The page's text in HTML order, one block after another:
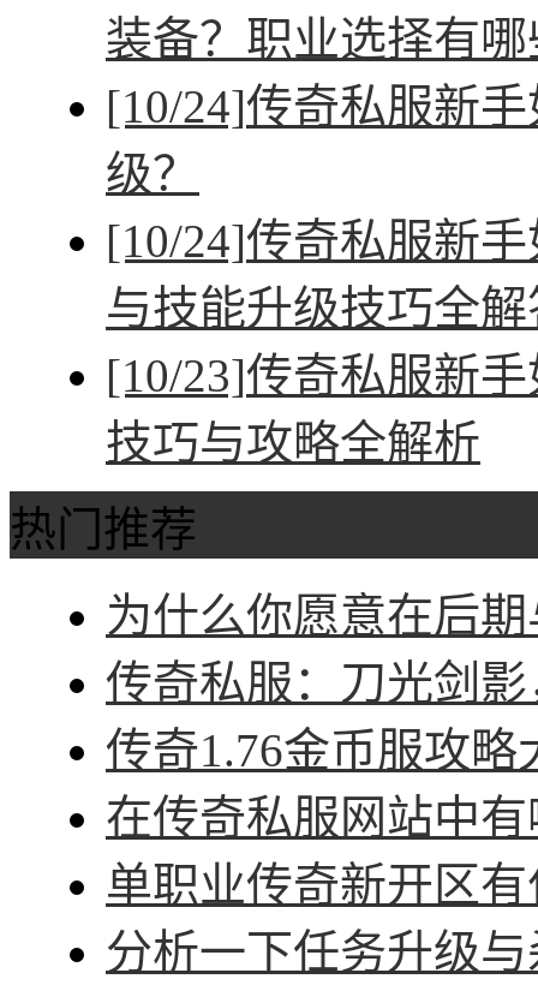
装备？职业选择有
[10/24]传奇私服新
级？
[10/24]传奇私服新
与技能升级技巧全解
[10/23]传奇私服新
技巧与攻略全解析
热门推荐
为什么你愿意在后
传奇私服：刀光剑
传奇1.76金币服攻
在传奇私服网站中
单职业传奇新开区
分析一下任务升级